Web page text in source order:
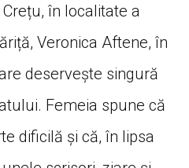
în localitate a
Veronica Aftene, în
deservește singură
Femeia spune că
dificilă și că, în lipsa